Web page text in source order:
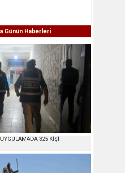
Günün Haberleri
325 KİŞİ